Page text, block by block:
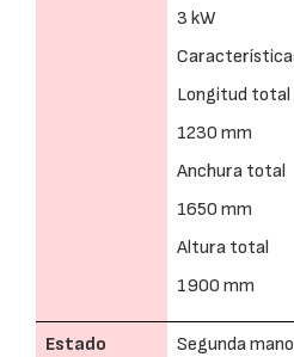
3 kW
Longitud total
1230 mm
Anchura total
1650 mm
Altura total
1900 mm
Estado Segunda mano